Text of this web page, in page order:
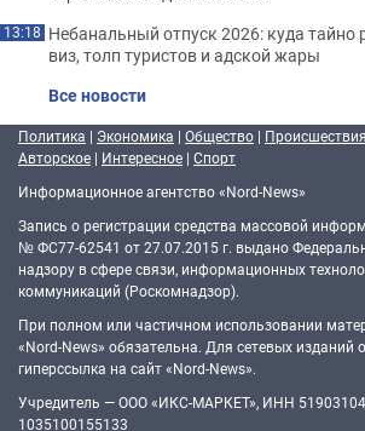
13:18 Небанальный отпуск 2026: куда тайно
виз, толп туристов и адской жары
Все новости
Политика | Экономика | Общество | Происшествия
Авторское | Интересное | Спорт
Информационное агентство «Nord-News»
Запись о регистрации средства массовой
№ ФС77-62541 от 27.07.2015 г. выдано
надзору в сфере связи, информационных
коммуникаций (Роскомнадзор).
При полном или частичном использовании
«Nord-News» обязательна. Для сетевых изданий
гиперссылка на сайт «Nord-News».
Учредитель — ООО «ИКС-МАРКЕТ», ИНН
1035100155133